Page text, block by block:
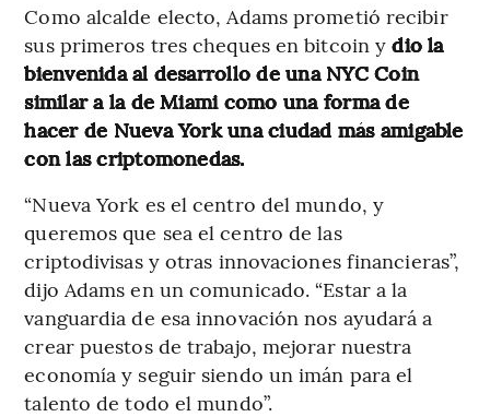
Como alcalde electo, Adams prometió recibir
sus primeros tres cheques en bitcoin ydio la
bienvenida al desarrollo de una NYC Coin
similar a la de Miami como una forma de
hacer de Nueva York una ciudad más amigable
con las criptomonedas.
“Nueva York es el centro del mundo, y
queremos que sea el centro de las
criptodivisas y otras innovaciones financieras”,
dijo Adams en un comunicado. “Estar a la
vanguardia de esa innovación nos ayudará a
crear puestos de trabajo, mejorar nuestra
economía y seguir siendo un imán para el
talento de todo el mundo”.